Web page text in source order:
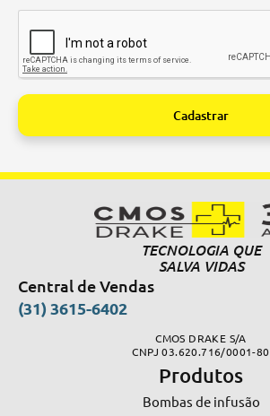
Cadastrar
TECNOLOGIA QUE
SALVA VIDAS
Central de Vendas
(31) 3615-6402
CMOS DRAKE S/A
CNPJ 03.620.716/0001-80
Produtos
Bombas de infusão